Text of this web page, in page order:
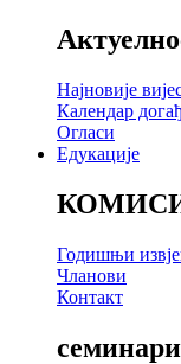
Најновије
Календар
Огласи
Едукације
Годишњи
Чланови
Контакт
семинари